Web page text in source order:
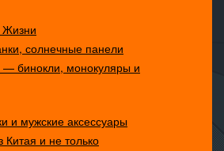
Жизни
солнечные панели
— бинокли, монокуляры и
и мужские аксессуары
и не только